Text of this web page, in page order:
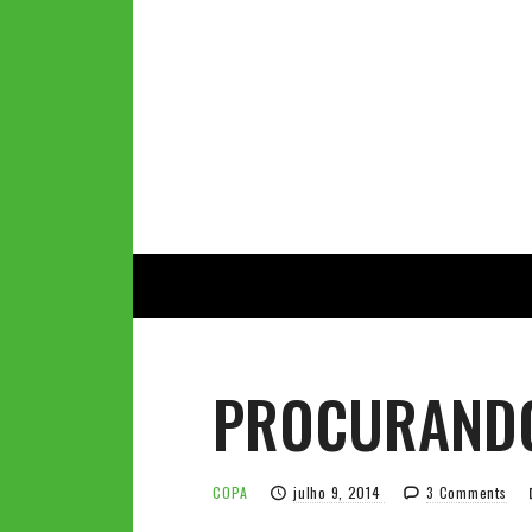
COPA julho 9, 2014 3 Comments